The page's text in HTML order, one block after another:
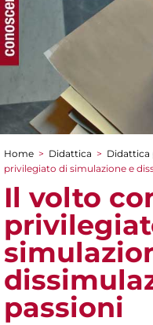
Tu sei qui
Home > Didattica >
privilegiato di simulazione e
Il volto
passioni